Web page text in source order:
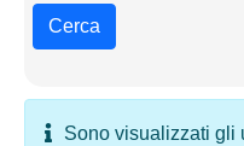
Cerca
Sono visualizzati gli